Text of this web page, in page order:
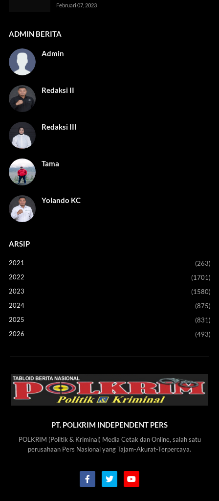
Februari 07, 2023
ADMIN BERITA
Admin
Redaksi II
Redaksi III
Tama
Yolando KC
ARSIP
2021
(263)
2022
(1701)
2023
(1580)
2024
(875)
2025
(831)
2026
(493)
PT. POLKRIM INDEPENDENT PERS
POLKRIM (Politik & Kriminal) Media Cetak dan Online, salah satu
perusahaan Pers Nasional yang Tajam-Akurat-Terpercaya.